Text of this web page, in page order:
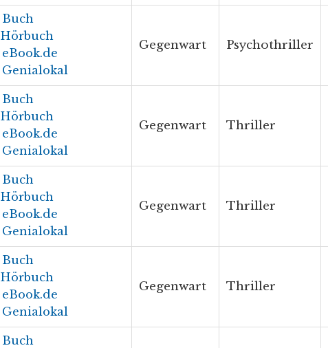
Buch
Hörbuch
eBook.de
Genialokal
Gegenwart Psychothriller
Buch
Hörbuch
eBook.de
Genialokal
Gegenwart Thriller
Buch
Hörbuch
eBook.de
Genialokal
Gegenwart Thriller
Buch
Hörbuch
eBook.de
Genialokal
Gegenwart Thriller
Buch